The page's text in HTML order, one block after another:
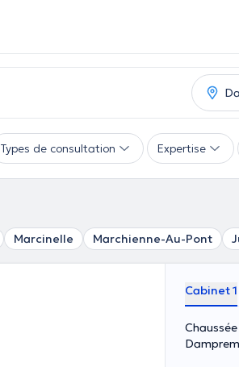
Types de consultation Expertise
Marcinelle Marchienne-Au-Pont
Cabinet 1